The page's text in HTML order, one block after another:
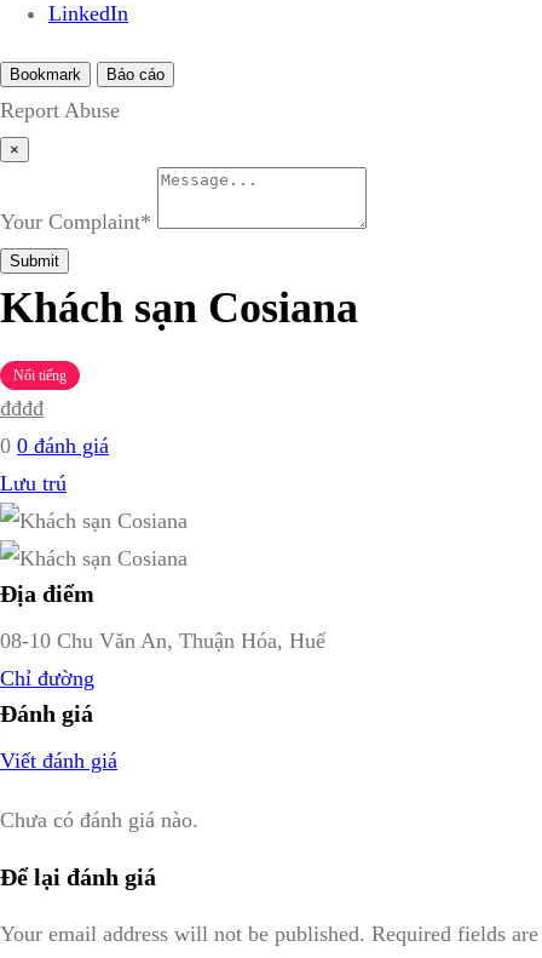
LinkedIn
Bookmark Báo cáo
Report Abuse
×
Your Complaint*
Submit
Khách sạn Cosiana
Nổi tiếng
₫₫₫₫
0 0 đánh giá
Lưu trú
Địa điểm
08-10 Chu Văn An, Thuận Hóa, Huế
Chỉ đường
Đánh giá
Viết đánh giá
Chưa có đánh giá nào.
Để lại đánh giá
Your email address will not be published. Required fields are